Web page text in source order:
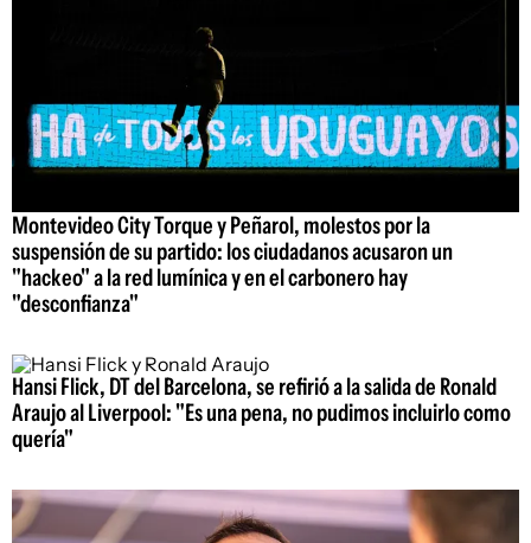
Montevideo City Torque y Peñarol, molestos por la
suspensión de su partido: los ciudadanos acusaron un
"hackeo" a la red lumínica y en el carbonero hay
"desconfianza"
Hansi Flick, DT del Barcelona, se refirió a la salida de Ronald
Araujo al Liverpool: "Es una pena, no pudimos incluirlo como
quería"